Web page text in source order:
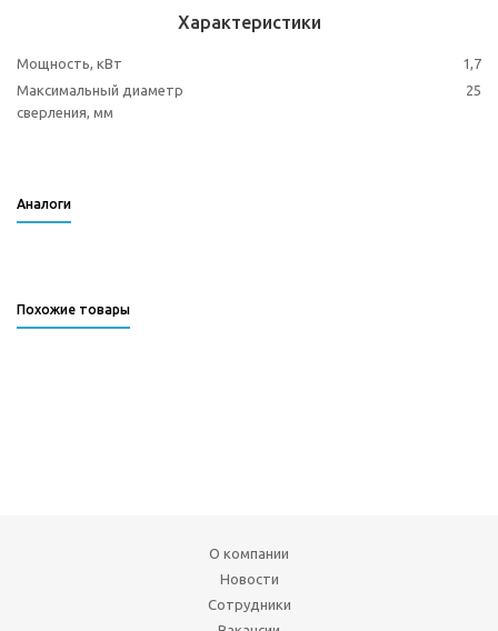
Характеристики
Мощность, кВт
1,7
Максимальный диаметр
сверления, мм
25
Аналоги
Похожие товары
О компании
Новости
Сотрудники